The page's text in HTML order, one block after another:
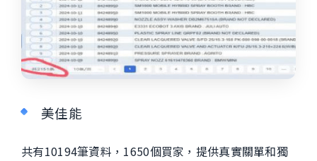
美佳能
共有10194筆資料，1650個買家，提供真實關單和獨